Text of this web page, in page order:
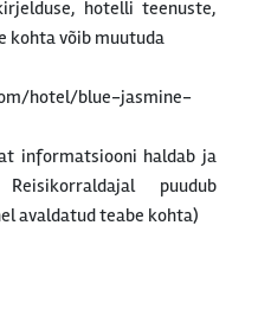
hotelli teenuste,
kohta võib muutuda
hotel/blue-jasmine-
informatsiooni haldab ja
puudub
avaldatud teabe kohta)